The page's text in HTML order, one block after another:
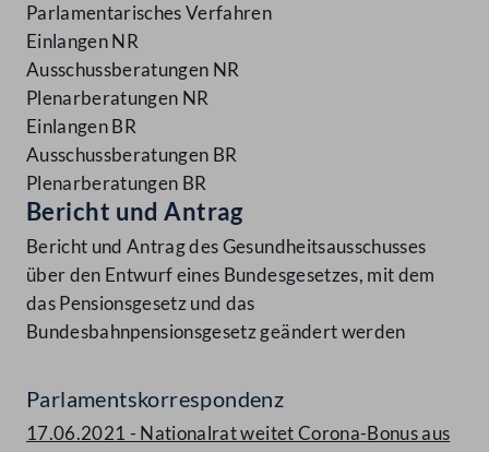
Parlamentarisches Verfahren
Einlangen NR
Ausschussberatungen NR
Plenarberatungen NR
Einlangen BR
Ausschussberatungen BR
Plenarberatungen BR
Bericht und Antrag
Bericht und Antrag des Gesundheitsausschusses
über den Entwurf eines Bundesgesetzes, mit dem
das Pensionsgesetz und das
Bundesbahnpensionsgesetz geändert werden
Parlamentskorrespondenz
17.06.2021 - Nationalrat weitet Corona-Bonus aus